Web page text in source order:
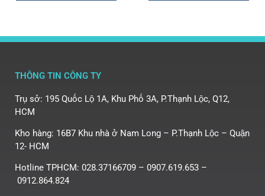
THÔNG TIN CÔNG TY
Trụ sở: 195 Quốc Lộ 1A, Khu Phố 3A, P.Thạnh Lộc, Q12,
HCM
Kho hàng: 16B7 Khu nhà ở Nam Long – P.Thạnh Lộc – Quận
12- HCM
Hotline TPHCM: 028.37166709 – 0907.619.653 –
0912.864.824